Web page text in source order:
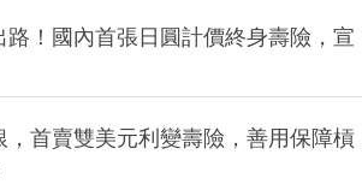
路！國內首張日圓計價終身壽險，宣
，首賣雙美元利變壽險，善用保障槓